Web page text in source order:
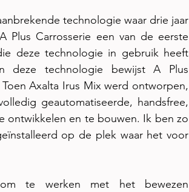
technologie waar drie jaar
Carrosserie een van de eerste
deze technologie in gebruik heeft
deze technologie bewijst A Plus
Axalta Irus Mix werd ontworpen,
geautomatiseerde, handsfree,
ontwikkelen en te bouwen. Ik ben zo
op de plek waar het voor
te werken met het bewezen